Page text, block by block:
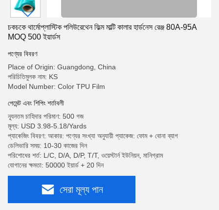
চকচকে থার্মোপ্লাস্টিক পলিউরেথেন ফিল্ম মাল্টি কালার হার্ডনেস রেঞ্জ 80A-95A
MOQ 500 ইয়ার্ডস
পণ্যের বিবরণ
Place of Origin: Guangdong, China
পরিচিতিমুলক নাম: KS
Model Number: Color TPU Film
পেমেন্ট এবং শিপিং শর্তাবলী
ন্যূনতম চাহিদার পরিমাণ: 500 গজ
মূল্য: USD 3.98-5.18/Yards
প্যাকেজিং বিবরণ: আকার: পণ্যের সংখ্যা অনুযায়ী প্যাকেজ: ফোম + বোনা ব্যাগ
ডেলিভারি সময়: 10-30 কাজের দিন
পরিশোধের শর্ত: L/C, D/A, D/P, T/T, ওয়েস্টার্ন ইউনিয়ন, মানিগ্রাম
যোগানের ক্ষমতা: 50000 ইয়ার্ড + 20 দিন
সেরা মূল্য পান